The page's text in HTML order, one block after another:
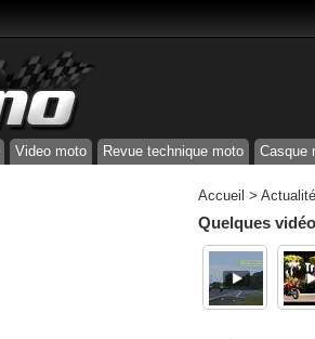
Video moto Revue technique moto Casque
Accueil >
Quelques